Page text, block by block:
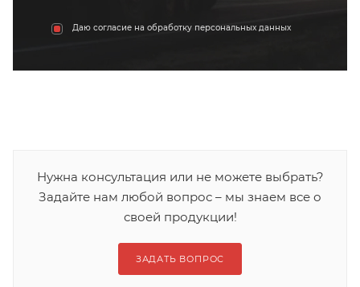
Даю согласие на обработку персональных данных
Нужна консультация или не можете выбрать?
Задайте нам любой вопрос – мы знаем все о
своей продукции!
ЗАДАТЬ ВОПРОС